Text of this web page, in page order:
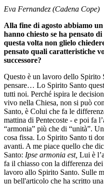
Eva Fernandez (Cadena Cope)
Alla fine di agosto abbiamo
hanno chiesto se ha pensato
questa volta non glielo
pensato quali caratteristiche
successore?
Questo è un lavoro dello Spirito
pensare… Lo Spirito Santo
tutti noi. Perché ispira le
vivo nella Chiesa, non si può
Santo, è Colui che fa le
mattina di Pentecoste - e poi fa
“armonia” più che di “unità”.
cosa fissa. Lo Spirito Santo ti
avanti. A me piace quello che
Santo: Ipse armonia est, Lui è
fa il chiasso con la differenza
lavoro allo Spirito Santo. Sulle
un bell'articolo che ha scritto